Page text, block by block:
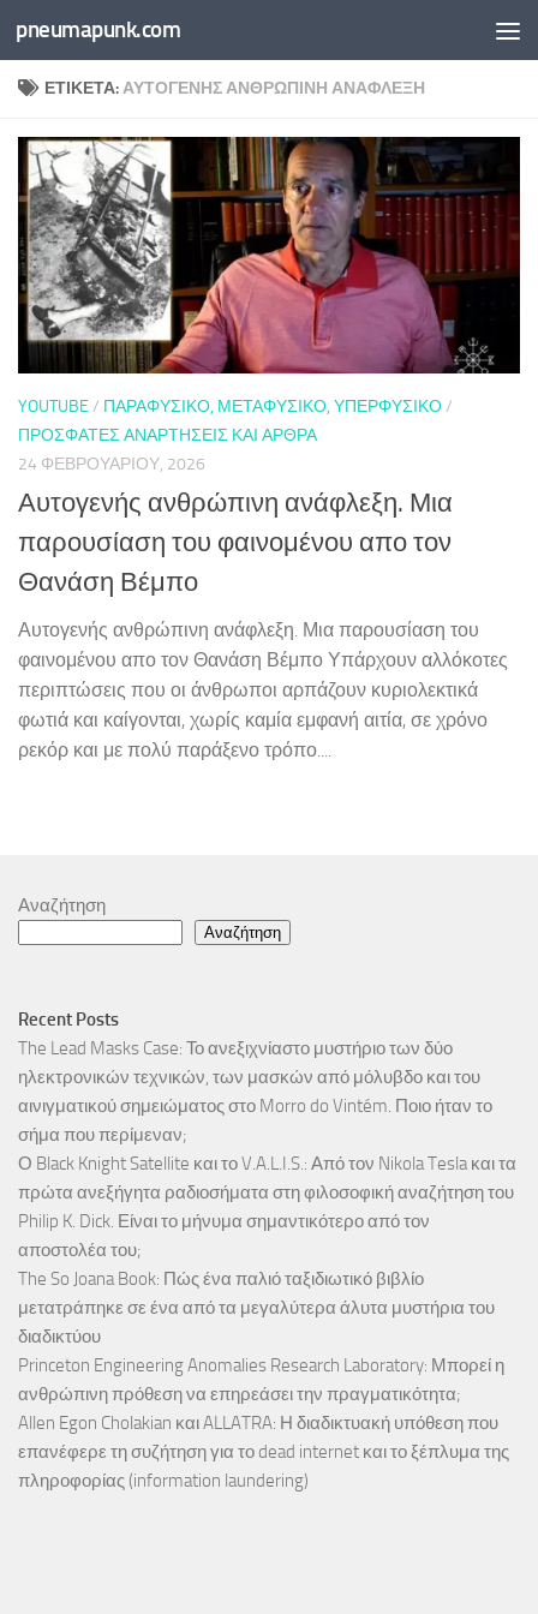
Skip to content
pneumapunk.com
ΕΤΙΚΈΤΑ:ΑΥΤΟΓΕΝΉΣ ΑΝΘΡΏΠΙΝΗ ΑΝΆΦΛΕΞΗ
YOUTUBE / ΠΑΡΑΦΥΣΙΚΌ, ΜΕΤΑΦΥΣΙΚΌ, ΥΠΕΡΦΥΣΙΚΌ/
ΠΡΌΣΦΑΤΕΣ ΑΝΑΡΤΉΣΕΙΣ ΚΑΙ ΆΡΘΡΑ
24 ΦΕΒΡΟΥΑΡΊΟΥ, 2026
Αυτογενής ανθρώπινη ανάφλεξη. Μια
παρουσίαση του φαινομένου απο τον
Θανάση Βέμπο
Αυτογενής ανθρώπινη ανάφλεξη. Μια παρουσίαση του
φαινομένου απο τον Θανάση Βέμπο Υπάρχουν αλλόκοτες
περιπτώσεις που οι άνθρωποι αρπάζουν κυριολεκτικά
φωτιά και καίγονται, χωρίς καμία εμφανή αιτία, σε χρόνο
ρεκόρ και με πολύ παράξενο τρόπο....
Αναζήτηση
Αναζήτηση
Recent Posts
The Lead Masks Case: Το ανεξιχνίαστο μυστήριο των δύο
ηλεκτρονικών τεχνικών, των μασκών από μόλυβδο και του
αινιγματικού σημειώματος στο Morro do Vintém. Ποιο ήταν το
σήμα που περίμεναν;
Ο Black Knight Satellite και το V.A.L.I.S.: Από τον Nikola Tesla και τα
πρώτα ανεξήγητα ραδιοσήματα στη φιλοσοφική αναζήτηση του
Philip K. Dick. Είναι το μήνυμα σημαντικότερο από τον
αποστολέα του;
The So Joana Book: Πώς ένα παλιό ταξιδιωτικό βιβλίο
μετατράπηκε σε ένα από τα μεγαλύτερα άλυτα μυστήρια του
διαδικτύου
Princeton Engineering Anomalies Research Laboratory: Μπορεί η
ανθρώπινη πρόθεση να επηρεάσει την πραγματικότητα;
Allen Egon Cholakian και ALLATRA: Η διαδικτυακή υπόθεση που
επανέφερε τη συζήτηση για το dead internet και το ξέπλυμα της
πληροφορίας (information laundering)